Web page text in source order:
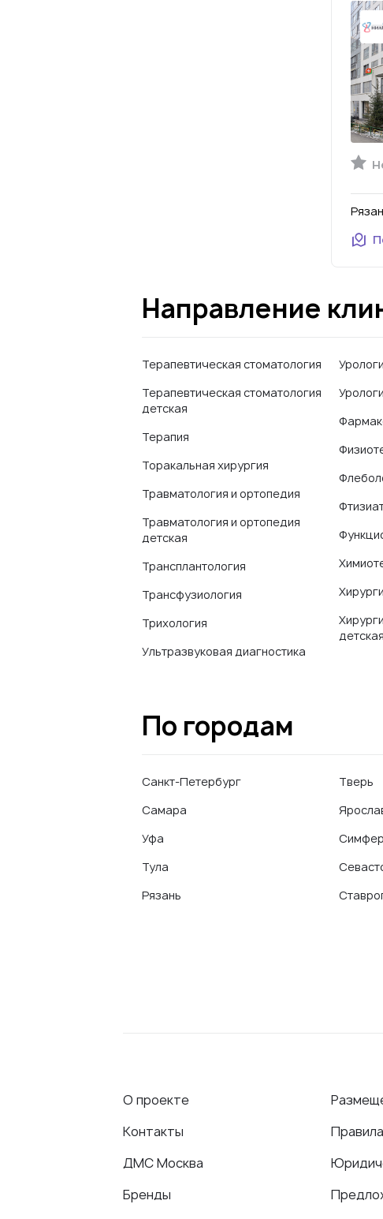
Направление
Терапевтическая стоматология
Терапевтическая стоматология
детская
Терапия
Торакальная хирургия
Травматология и ортопедия
Травматология и ортопедия
детская
Трансплантология
Трансфузиология
Трихология
Ультразвуковая диагностика
детская
По городам
Санкт-Петербург
Самара
Уфа
Тула
Рязань
Тверь
О проекте
Контакты
ДМС Москва
Бренды